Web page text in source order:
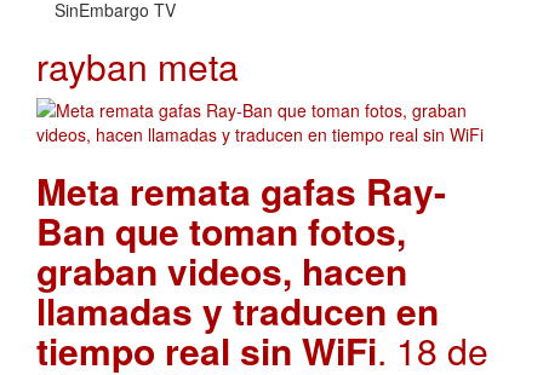
SinEmbargo TV
rayban meta
Meta remata gafas Ray-
Ban que toman fotos,
graban videos, hacen
llamadas y traducen en
tiempo real sin WiFi. 18 de